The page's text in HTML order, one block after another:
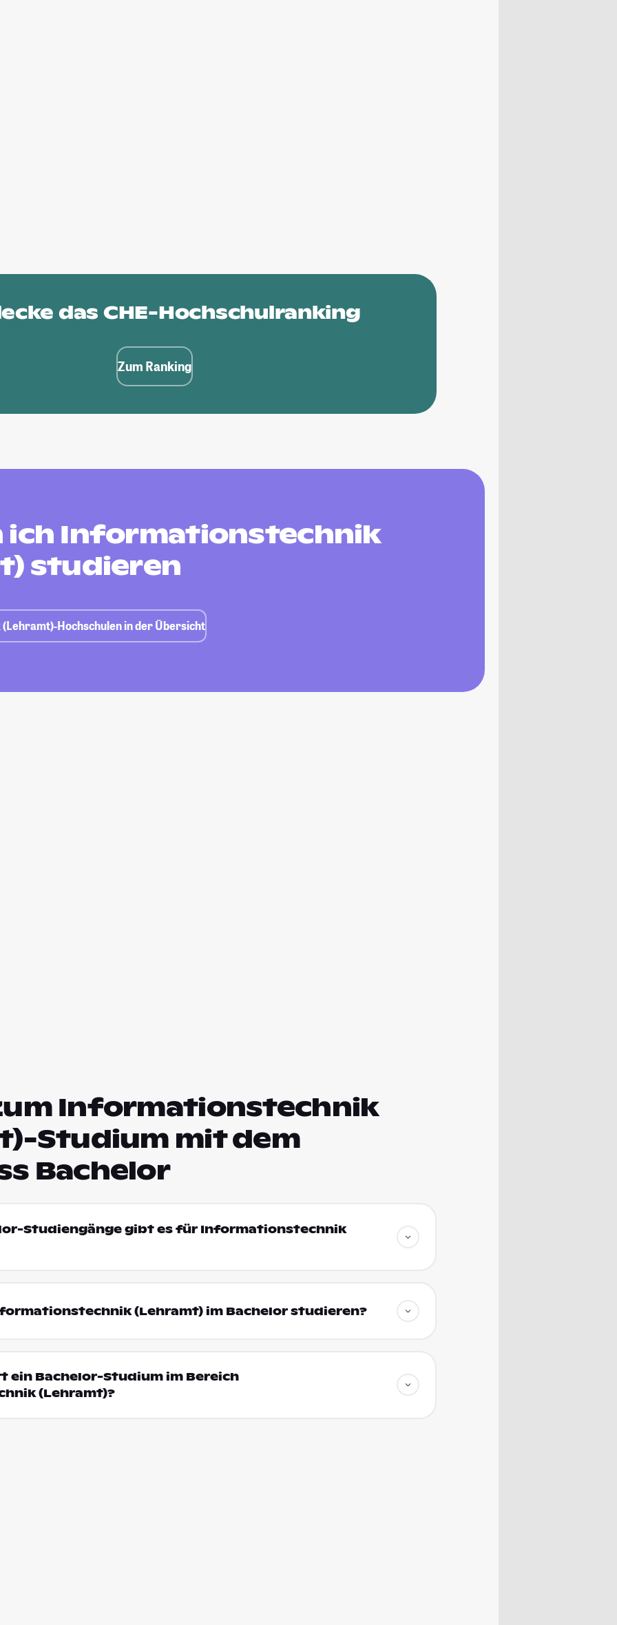
das CHE-Hochschulranking
Zum Ranking
ich Informationstechnik
studieren
Hochschulen in der Übersicht
Informationstechnik
Studium mit dem
Bachelor
Studiengänge gibt es für Informationstechnik
(Lehramt) im Bachelor studieren?
ein Bachelor-Studium im Bereich
(Lehramt)?